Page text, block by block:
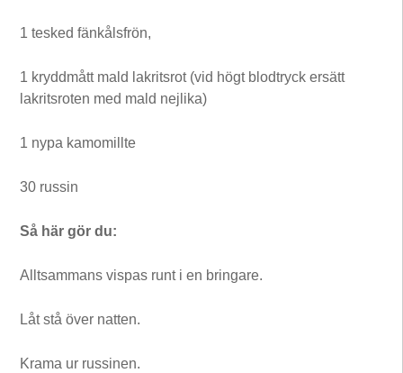
1 tesked fänkålsfrön,
1 kryddmått mald lakritsrot (vid högt blodtryck ersätt
lakritsroten med mald nejlika)
1 nypa kamomillte
30 russin
Så här gör du:
Alltsammans vispas runt i en bringare.
Låt stå över natten.
Krama ur russinen.